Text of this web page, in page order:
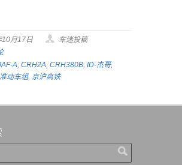
10月17日
车迷投稿
A, CRH2A, CRH380B, ID-杰哥,
动车组, 京沪高铁